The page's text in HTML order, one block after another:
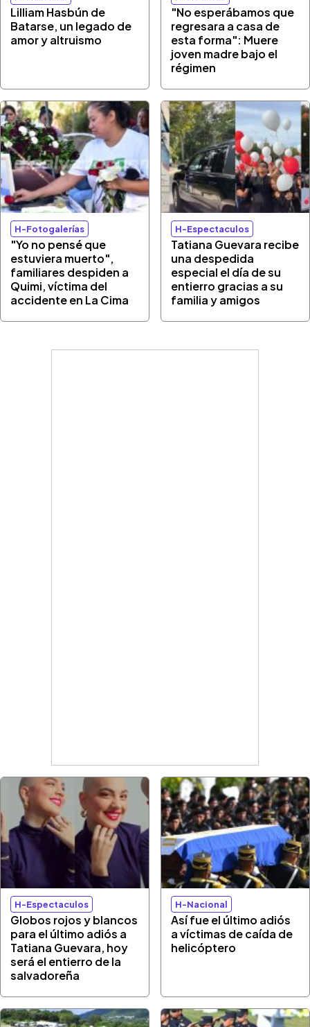
Lilliam Hasbún de
Batarse, un legado de
amor y altruismo
"No esperábamos que
regresara a casa de
esta forma": Muere
joven madre bajo el
régimen
H-Fotogalerías
"Yo no pensé que
estuviera muerto",
familiares despiden a
Quimi, víctima del
accidente en La Cima
H-Espectaculos
Tatiana Guevara recibe
una despedida
especial el día de su
entierro gracias a su
familia y amigos
H-Espectaculos
Globos rojos y blancos
para el último adiós a
Tatiana Guevara, hoy
será el entierro de la
salvadoreña
H-Nacional
Así fue el último adiós
a víctimas de caída de
helicóptero